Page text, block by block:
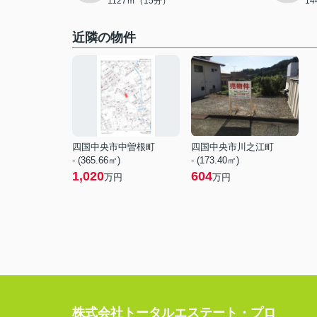
近隣の物件
四国中央市中曽根町
- (365.66㎡)
1,020万円
四国中央市川之江町
- (173.40㎡)
604万円
株式会社トータルエステート・プロ